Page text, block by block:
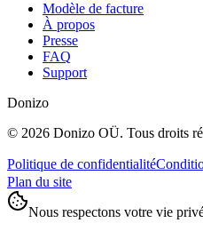
Modèle de facture
À propos
Presse
FAQ
Support
Donizo
© 2026 Donizo OÜ. Tous droits
Politique de confidentialité
Plan du site
Nous respectons votre vie